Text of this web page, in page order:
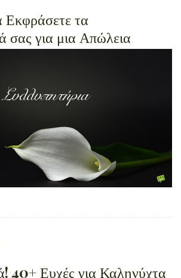
τα
σας για μια Απώλεια
40+ Ευχές για Καληνύχτα